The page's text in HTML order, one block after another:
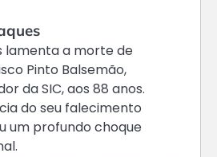
lamenta a morte de
Pinto Balsemão,
da SIC, aos 88 anos.
do seu falecimento
um profundo choque